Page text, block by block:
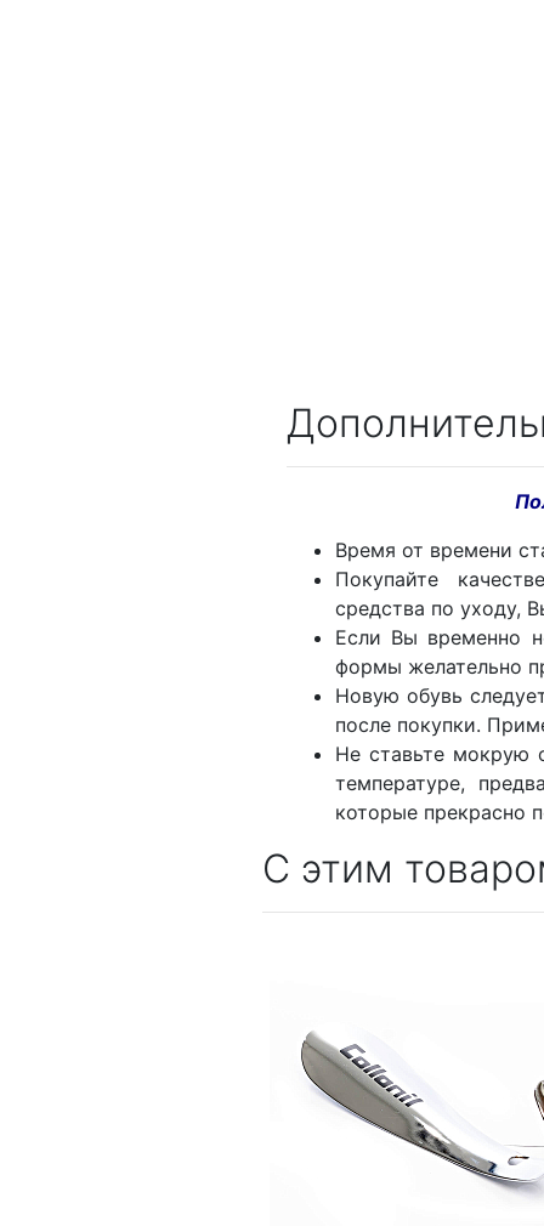
Время от времени
Покупайте
средства по уходу,
Если Вы временно
формы желательно
Новую обувь
после покупки.
Не ставьте мокрую
температуре,
которые прекрасно
С этим